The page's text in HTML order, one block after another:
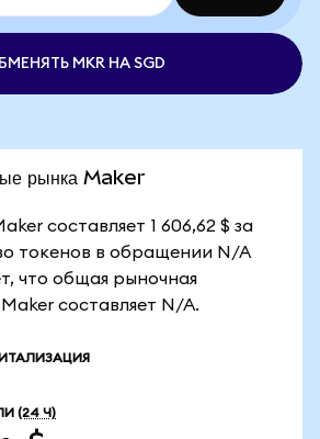
MKR НА SGD
рынка Maker
составляет 1 606,62 $ за
токенов в обращении N/A
что общая рыночная
составляет N/A.
(24 Ч)